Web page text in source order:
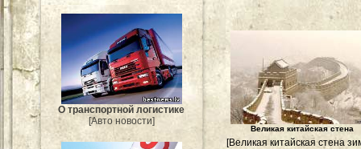
О транспортной логистике
[Авто новости]
Великая китайская стена
[Великая китайская стена